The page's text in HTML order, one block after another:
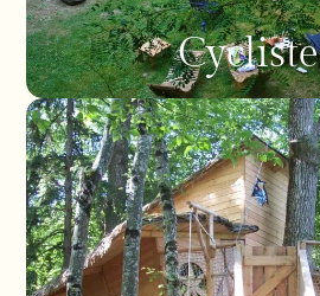
Cycliste